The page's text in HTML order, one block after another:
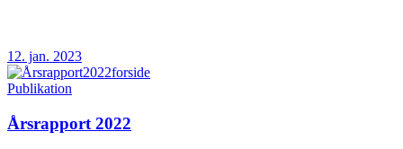
12. jan. 2023
Publikation
Årsrapport 2022